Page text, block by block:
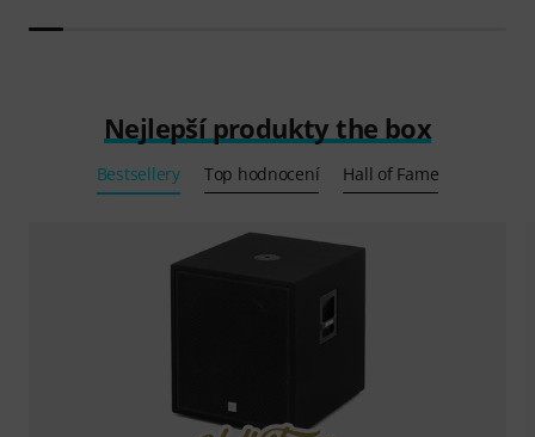
Nejlepší produkty the box
Bestsellery Top hodnocení Hall of Fame